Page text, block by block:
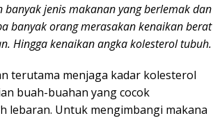
jenis makanan yang berlemak dan
banyak orang merasakan kenaikan berat
Hingga kenaikan angka kolesterol tubuh.
terutama menjaga kadar kolesterol
buah-buahan yang cocok
lebaran. Untuk mengimbangi makana